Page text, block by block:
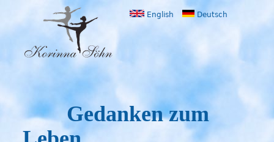
Gedanken zum
English Deutsch